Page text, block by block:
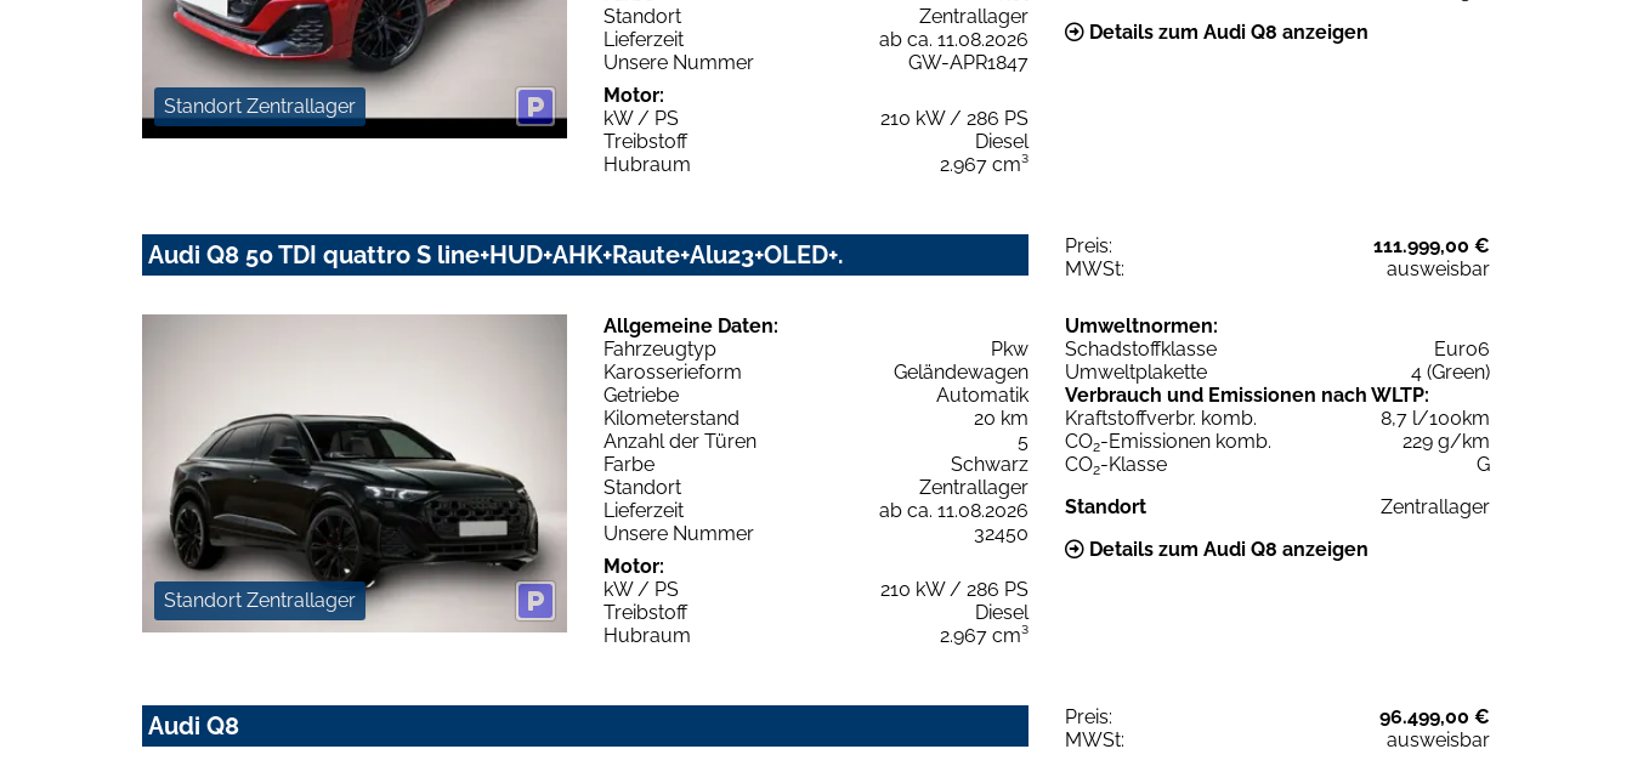
Standort Zentrallager
Standort
Zentrallager
Lieferzeit
ab ca. 11.08.2026
Unsere Nummer
GW-APR1847
Motor:
kW / PS
210 kW / 286 PS
Treibstoff
Diesel
Hubraum
2.967 cm³
Details zum Audi Q8 anzeigen
Audi Q8 50 TDI quattro S line+HUD+AHK+Raute+Alu23+OLED+. Preis:
111.999,00 €
MWSt:
ausweisbar
Standort Zentrallager
Allgemeine Daten:
Fahrzeugtyp
Pkw
Karosserieform
Geländewagen
Getriebe
Automatik
Kilometerstand
20 km
Anzahl der Türen
5
Farbe
Schwarz
Standort
Zentrallager
Lieferzeit
ab ca. 11.08.2026
Unsere Nummer
32450
Motor:
kW / PS
210 kW / 286 PS
Treibstoff
Diesel
Hubraum
2.967 cm³
Umweltnormen:
Schadstoffklasse
Euro6
Umweltplakette
4 (Green)
Verbrauch und Emissionen nach WLTP:
Kraftstoffverbr. komb.
8,7 l/100km
CO2-Emissionen komb.
229 g/km
CO2-Klasse
G
Standort
Zentrallager
Details zum Audi Q8 anzeigen
Audi Q8 Preis:
96.499,00 €
MWSt:
ausweisbar